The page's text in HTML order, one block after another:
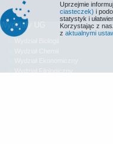
Wydziały UG
Uprzejmie
ciasteczek) i
statystyk i
Korzystając z
z aktualnymi